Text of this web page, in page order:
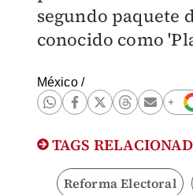
segundo paquete
conocido como
México/
TAGS
Reforma Electoral